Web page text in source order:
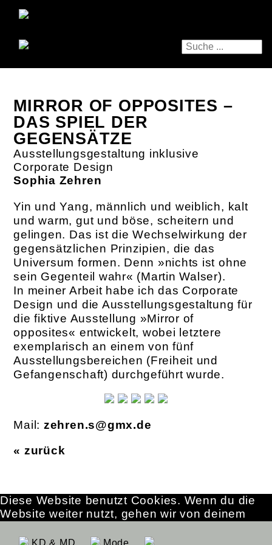
MIRROR OF OPPOSITES –
DAS SPIEL DER
GEGENSÄTZE
Ausstellungsgestaltung inklusive
Corporate Design
Sophia Zehren
Yin und Yang, männlich und weiblich, kalt
und warm, gut und böse, scheitern und
gelingen. Das ist die Wechselwirkung der
gegensätzlichen Prinzipien, die das
Universum ­formen. Denn »nichts ist ohne
sein Gegenteil wahr« (Martin Walser).
In meiner Arbeit habe ich das Corporate
Design und die Ausstellungsgestaltung für
die ­fiktive Ausstellung »Mirror of
opposites« entwickelt, wobei letztere
exemplarisch an einem von fünf
Ausstellungsbereichen (Freiheit und
Gefangenschaft) durchgeführt wurde.
Mail: zehren.s@gmx.de
« zurück
KD & MD Mode
Diese Website benutzt Cookies. Wenn du die
Website weiter nutzt, gehen wir von deinem